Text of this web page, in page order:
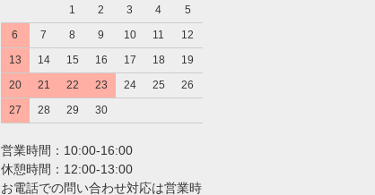
1
2 3 4
5
6
7 8 9 10 11
12
13
14 15 16 17 18
19
20
21 22 23 24 25
26
27
28 29 30
営業時間：10:00-16:00
休憩時間：12:00-13:00
お電話での問い合わせ対応は営業時